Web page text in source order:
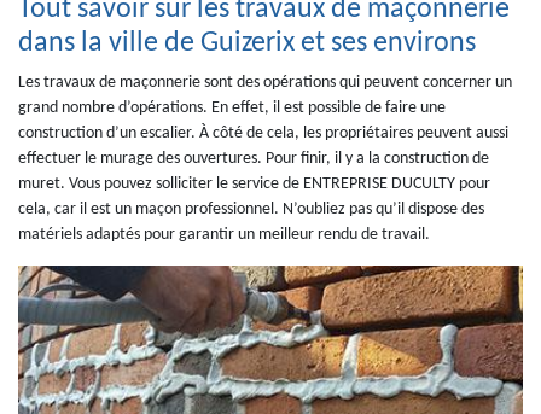
Tout savoir sur les travaux de maçonnerie
dans la ville de Guizerix et ses environs
Les travaux de maçonnerie sont des opérations qui peuvent concerner un
grand nombre d’opérations. En effet, il est possible de faire une
construction d’un escalier. À côté de cela, les propriétaires peuvent aussi
effectuer le murage des ouvertures. Pour finir, il y a la construction de
muret. Vous pouvez solliciter le service de ENTREPRISE DUCULTY pour
cela, car il est un maçon professionnel. N’oubliez pas qu’il dispose des
matériels adaptés pour garantir un meilleur rendu de travail.